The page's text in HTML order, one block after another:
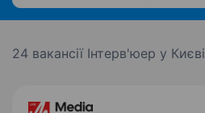
24 вакансії Інтерв'юер у Києві